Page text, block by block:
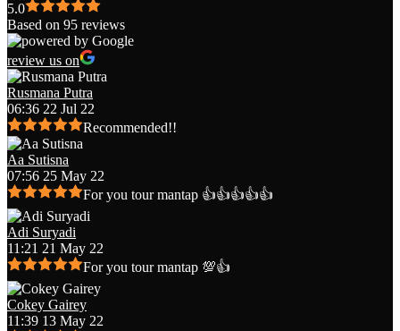
5.0
Based on 95 reviews
review us on
Rusmana Putra
06:36 22 Jul 22
Recommended!!
Aa Sutisna
07:56 25 May 22
For you tour mantap 👍👍👍👍👍
Adi Suryadi
11:21 21 May 22
For you tour mantap 💯👍
Cokey Gairey
11:39 13 May 22